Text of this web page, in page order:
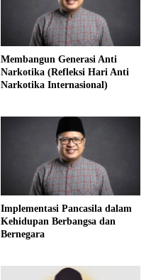
Membangun Generasi Anti
Narkotika (Refleksi Hari Anti
Narkotika Internasional)
Implementasi Pancasila dalam
Kehidupan Berbangsa dan
Bernegara